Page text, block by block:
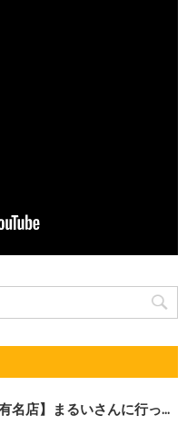
名店】まるいさんに行っ...